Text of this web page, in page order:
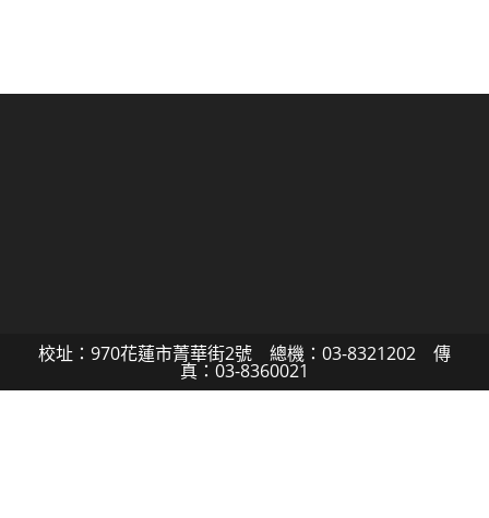
校址：970花蓮市菁華街2號 總機：03-8321202 傳
真：03-8360021